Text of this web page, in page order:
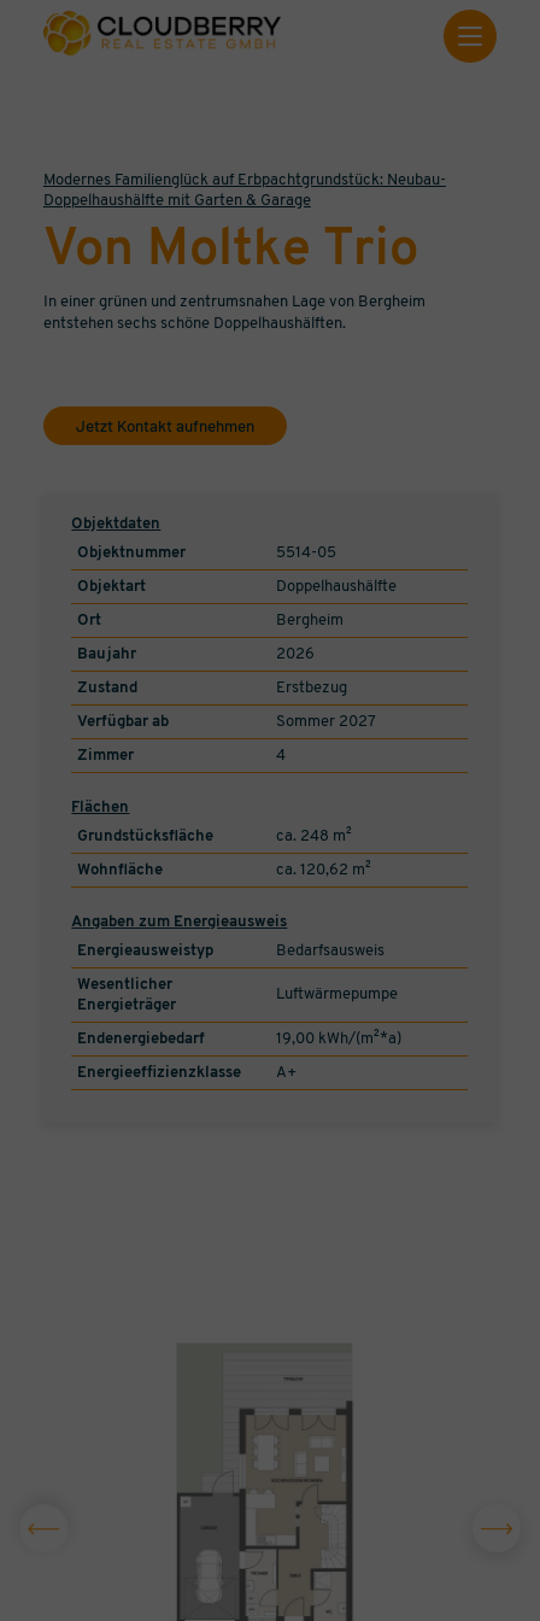
Modernes Familienglück auf Erbpachtgrundstück: Neubau-
Doppelhaushälfte mit Garten & Garage
Von Moltke Trio
In einer grünen und zentrumsnahen Lage von Bergheim
entstehen sechs schöne Doppelhaushälften.
Jetzt Kontakt aufnehmen
Objektdaten
Objektnummer
5514-05
Objektart Doppelhaushälfte
Ort Bergheim
Baujahr 2026
Zustand Erstbezug
Verfügbar ab Sommer 2027
Zimmer 4
Flächen
Grundstücksfläche
ca. 248 m²
Wohnfläche ca. 120,62 m²
Angaben zum Energieausweis
Energieausweistyp
Bedarfsausweis
Wesentlicher
Energieträger
Luftwärmepumpe
Endenergiebedarf 19,00 kWh/(m²*a)
Energieeffizienzklasse A+